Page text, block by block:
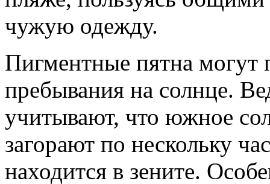
чужую одежду.
Пигментные пятна могут
пребывания на солнце.
учитывают, что южное
загорают по нескольку
находится в зените.